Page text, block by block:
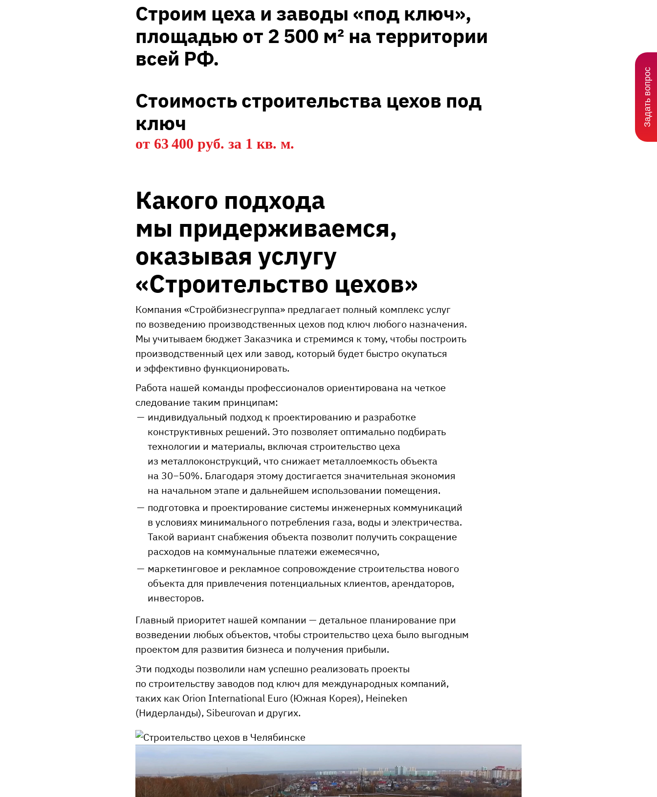
Строим цеха и заводы «под ключ»,
площадью от 2 500 м² на территории
всей РФ.
Стоимость строительства цехов под
ключ
от 63 400 руб. за 1 кв. м.
Какого подхода
мы придерживаемся,
оказывая услугу
«Строительство цехов»
Компания «Стройбизнесгруппа» предлагает полный комплекс услуг
по возведению производственных цехов под ключ любого назначения.
Мы учитываем бюджет Заказчика и стремимся к тому, чтобы построить
производственный цех или завод, который будет быстро окупаться
и эффективно функционировать.
Работа нашей команды профессионалов ориентирована на четкое
следование таким принципам:
индивидуальный подход к проектированию и разработке
конструктивных решений. Это позволяет оптимально подбирать
технологии и материалы, включая строительство цеха
из металлоконструкций, что снижает металлоемкость объекта
на 30−50%. Благодаря этому достигается значительная экономия
на начальном этапе и дальнейшем использовании помещения.
подготовка и проектирование системы инженерных коммуникаций
в условиях минимального потребления газа, воды и электричества.
Такой вариант снабжения объекта позволит получить сокращение
расходов на коммунальные платежи ежемесячно,
маркетинговое и рекламное сопровождение строительства нового
объекта для привлечения потенциальных клиентов, арендаторов,
инвесторов.
Главный приоритет нашей компании — детальное планирование при
возведении любых объектов, чтобы строительство цеха было выгодным
проектом для развития бизнеса и получения прибыли.
Эти подходы позволили нам успешно реализовать проекты
по строительству заводов под ключ для международных компаний,
таких как Orion International Euro (Южная Корея), Heineken
(Нидерланды), Sibeurovan и других.
Задать вопрос